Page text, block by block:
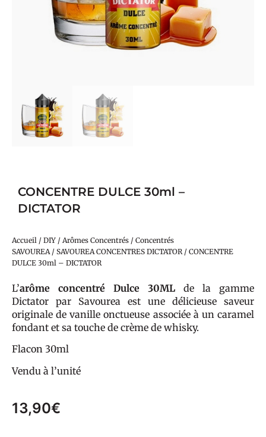
CONCENTRE DULCE 30ml –
DICTATOR
Accueil / DIY / Arômes Concentrés / Concentrés
SAVOUREA/ SAVOUREA CONCENTRES DICTATOR/ CONCENTRE
DULCE 30ml – DICTATOR
L’arôme concentré Dulce 30ML de la gamme
Dictator par Savourea est une délicieuse saveur
originale de vanille onctueuse associée à un caramel
fondant et sa touche de crème de whisky.
Flacon 30ml
Vendu à l’unité
13,90€